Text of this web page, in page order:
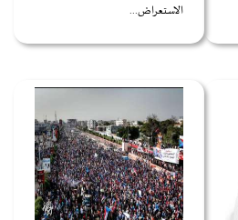
الاستعراض...